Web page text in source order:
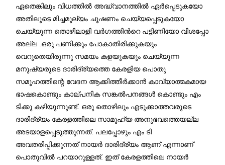
ഏതെങ്കിലും വിധത്തിൽ അദ്ധ്വാനത്തിൽ ഏർപ്പെടുകയോ
അതിലൂടെ മിച്ചമൂല്യം ചൂഷണം ചെയ്യപ്പെടുകയോ
ചെയ്യുന്ന തൊഴിലാളി വര്‍ഗത്തിന്‍റെ പട്ടിണിയോ വിശപ്പോ
അല്ല .ഒരു പണിക്കും പോകാതിരിക്കുകയും
വെറുതെയിരുന്നു സമയം കളയുകയും ചെയ്യുന്ന
മനുഷ്യരുടെ ദാരിദ്ര്യത്തെ കേരളിയ പൊതു
സമൂഹത്തിന്റെ വേദന ആക്കിത്തീർക്കാൻ കാവ്യാത്മകമായ
ഭാഷകൊണ്ടും കാല്പനിക സങ്കല്‍പനങ്ങള്‍ കൊണ്ടും എം
ടിക്കു കഴിയുന്നുണ്ട്. ഒരു തൊഴിലും എടുക്കാത്തവരുടെ
ദാരിദ്ര്യം കേരളത്തിലെ സാമൂഹ്യ അനുഭവത്തെയല്ല
അടയാളപ്പെടുത്തുന്നത്. പലപ്പോഴും എം ടി
അവതരിപ്പിക്കുന്നത് നായർ ദാരിദ്ര്യം ആണ് എന്നാണ്
പൊതുവില്‍ പറയാറുള്ളത്. ഇത് കേരളത്തിലെ നായർ